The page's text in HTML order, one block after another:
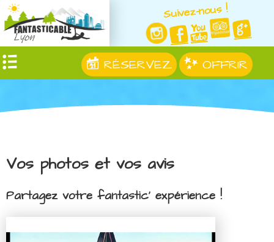
Suivez-nous !
RÉSERVEZ OFFRIR
Vos photos et vos avis
Partagez votre fantastic' expérience !